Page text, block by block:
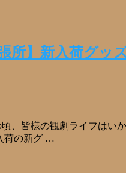
所】新入荷グッ
、皆様の観劇ライフは
荷の新グ …